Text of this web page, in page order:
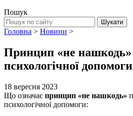
Пошук
Головна > Новини >
Принцип «не нашкодь»
психологічної допомоги
18 вересня 2023
Що означає принцип «не нашкодь»
психологічної допомоги: